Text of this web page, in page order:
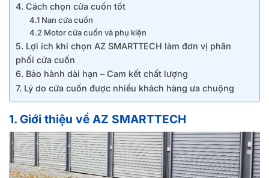
4. Cách chọn cửa cuốn tốt
4.1 Nan cửa cuốn
4.2 Motor cửa cuốn và phụ kiện
5. Lợi ích khi chọn AZ SMARTTECH làm đơn vị phân
phối cửa cuốn
6. Bảo hành dài hạn – Cam kết chất lượng
7. Lý do cửa cuốn được nhiều khách hàng ưa chuộng
1. Giới thiệu về AZ SMARTTECH